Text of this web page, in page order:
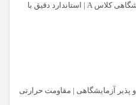
خرید شیشه‌آلات آزمایشگاهی کلاس A | استاندارد دقیق با
پذیر آزمایشگاهی | مقاومت حرارتی